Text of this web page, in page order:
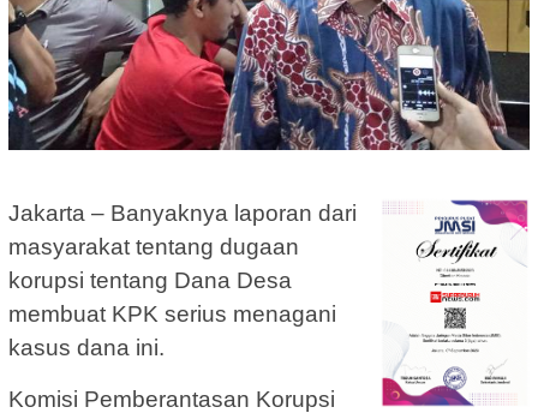
Jakarta – Banyaknya laporan dari
masyarakat tentang dugaan
korupsi tentang Dana Desa
membuat KPK serius menagani
kasus dana ini.
Komisi Pemberantasan Korupsi